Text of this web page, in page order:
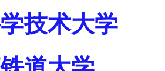
技术大学